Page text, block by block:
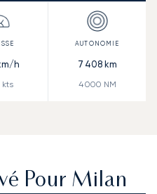
h
kts
7 408km
4 000 NM
Pour Milan